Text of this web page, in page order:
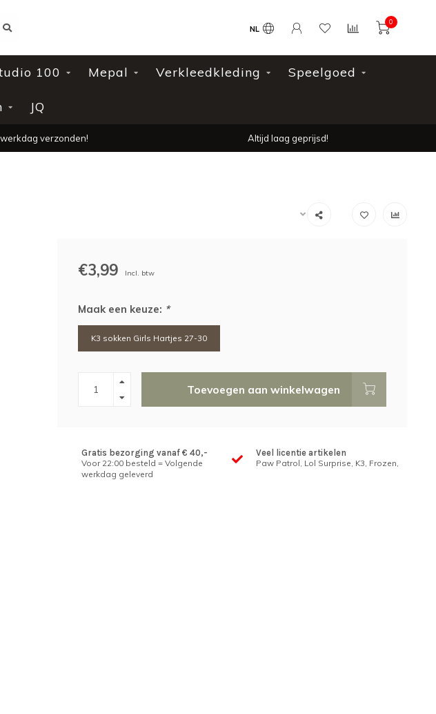
NL
0
100 Mepal Verkleedkleding Speelgoed
JQ
verzonden! Altijd laag geprijsd!
€3,99 Incl. btw
Maak een keuze: *
K3 sokken Girls Hartjes 27-30
Toevoegen aan winkelwagen
Gratis bezorging vanaf € 40,-
Voor 22:00 besteld = Volgende
werkdag geleverd
Veel licentie artikelen
Paw Patrol, Lol Surprise, K3, Frozen,